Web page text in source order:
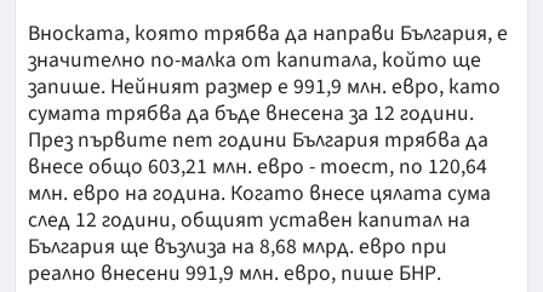
Вноската, която трябва да направи България, е
значително по-малка от капитала, който ще
запише. Нейният размер е 991,9 млн. евро, като
сумата трябва да бъде внесена за 12 години.
През първите пет години България трябва да
внесе общо 603,21 млн. евро - тоест, по 120,64
млн. евро на година. Когато внесе цялата сума
след 12 години, общият уставен капитал на
България ще възлиза на 8,68 млрд. евро при
реално внесени 991,9 млн. евро, пише БНР.